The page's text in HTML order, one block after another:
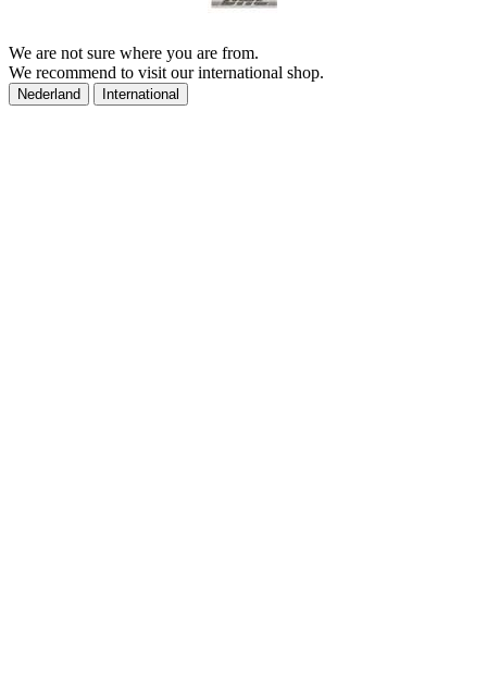
We are not sure where you are from.
We recommend to visit our international shop.
Nederland International